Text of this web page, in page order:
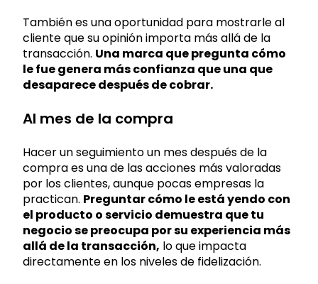
También es una oportunidad para mostrarle al
cliente que su opinión importa más allá de la
transacción. Una marca que pregunta cómo
le fue genera más confianza que una que
desaparece después de cobrar.
Al mes de la compra
Hacer un seguimiento un mes después de la
compra es una de las acciones más valoradas
por los clientes, aunque pocas empresas la
practican. Preguntar cómo le está yendo con
el producto o servicio demuestra que tu
negocio se preocupa por su experiencia más
allá de la transacción, lo que impacta
directamente en los niveles de fidelización.